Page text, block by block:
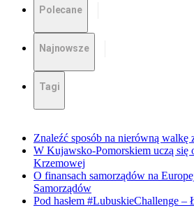
Polecane
Najnowsze
Tagi
Znaleźć sposób na nierówną walkę
W Kujawsko-Pomorskiem uczą
Krzemowej
O finansach samorządów na
Samorządów
Pod hasłem #LubuskieChallenge –